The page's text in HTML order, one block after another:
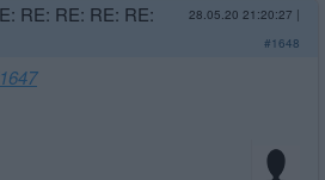
RE: RE: RE: RE:
28.05.20 21:20:27 |
#1648